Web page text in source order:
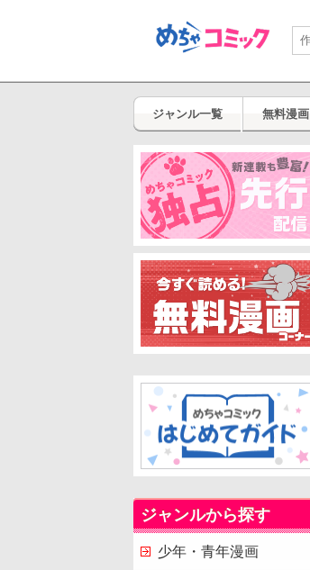
ジャンル一覧 無料漫画
ジャンルから探す
少年・青年漫画